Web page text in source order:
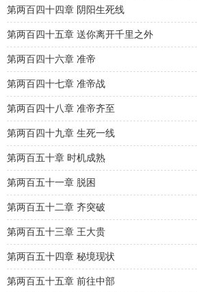
第两百四十四章 阴阳生死线
第两百四十五章 送你离开千里之外
第两百四十六章 准帝
第两百四十七章 准帝战
第两百四十八章 准帝齐至
第两百四十九章 生死一线
第两百五十章 时机成熟
第两百五十一章 脱困
第两百五十二章 齐突破
第两百五十三章 王大贵
第两百五十四章 秘境现状
第两百五十五章 前往中部